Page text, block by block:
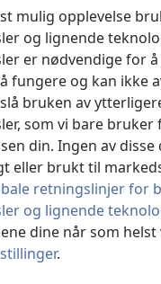
mulig opplevelse
og lignende
er nødvendige for å
fungere og kan ikke
bruken av
som vi bare bruker
din. Ingen av disse
eller brukt til
retningslinjer for
og lignende
dine når som helst
.
LIBRARY™
Tower Bible and Tract